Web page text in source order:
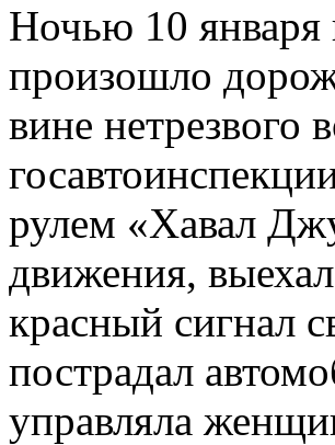
Ночью 10 января
произошло
вине
рулем «Хавал
движения,
красный сигнал
пострадал
управляла